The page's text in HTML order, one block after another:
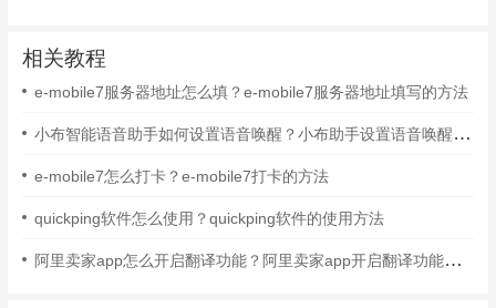
相关教程
e-mobile7服务器地址怎么填？e-mobile7服务器地址填写的方法
小布智能语音助手如何设置语音唤醒？小布助手设置语音唤醒的方法
e-mobile7怎么打卡？e-mobile7打卡的方法
quickping软件怎么使用？quickping软件的使用方法
阿里卖家app怎么开启翻译功能？阿里卖家app开启翻译功能的方法